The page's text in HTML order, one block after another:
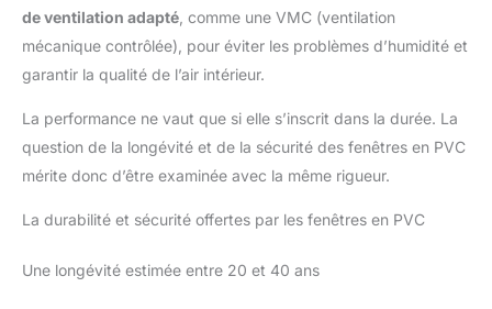
de ventilation adapté , comme une VMC (ventilation
mécanique contrôlée), pour éviter les problèmes d’humidité et
garantir la qualité de l’air intérieur.
La performance ne vaut que si elle s’inscrit dans la durée. La
question de la longévité et de la sécurité des fenêtres en PVC
mérite donc d’être examinée avec la même rigueur.
La durabilité et sécurité offertes par les fenêtres en PVC
Une longévité estimée entre 20 et 40 ans